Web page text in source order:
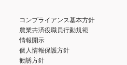
コンプライアンス基本方針
農業共済役職員行動規範
情報開示
個人情報保護方針
勧誘方針